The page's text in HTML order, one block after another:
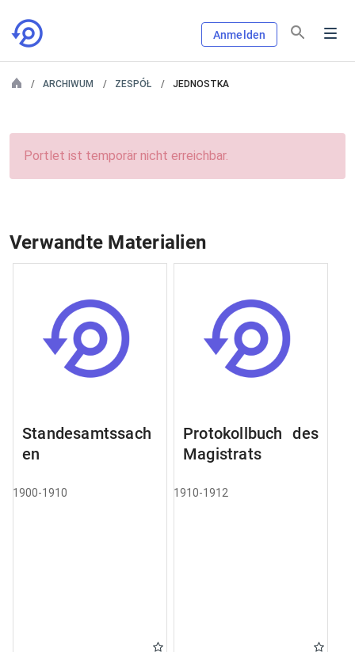
Anmelden
ARCHIWUM ZESPÓŁ JEDNOSTKA
Portlet ist temporär nicht erreichbar.
Verwandte Materialien
Standesamtssach
en
1900-1910
Protokollbuch des
Magistrats
1910-1912